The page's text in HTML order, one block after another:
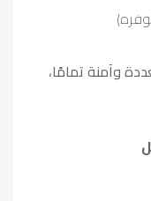
وآمنة تمامًا،